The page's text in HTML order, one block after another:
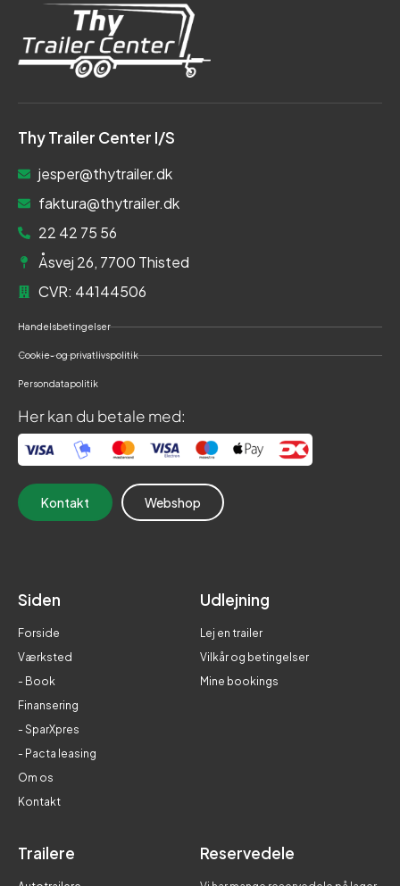
Thy Trailer Center I/S
jesper@thytrailer.dk
faktura@thytrailer.dk
22 42 75 56
Åsvej 26, 7700 Thisted
CVR: 44144506
Handelsbetingelser
Cookie- og privatlivspolitik
Persondatapolitik
Her kan du betale med:
Kontakt Webshop
Siden
Forside
Værksted
- Book
Finansering
- SparXpres
- Pacta leasing
Om os
Kontakt
Udlejning
Lej en trailer
Vilkår og betingelser
Mine bookings
Trailere Reservedele